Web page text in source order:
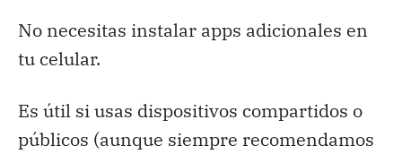
No necesitas instalar apps adicionales en
tu celular.
Es útil si usas dispositivos compartidos o
públicos (aunque siempre recomendamos